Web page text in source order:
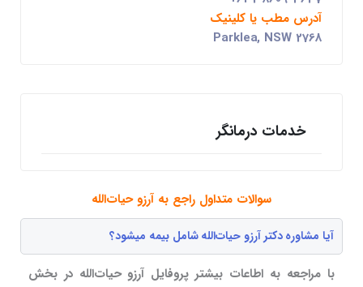
آدرس مطب یا کلینیک
Parklea, NSW 2768
خدمات درمانگر
سوالات متداول راجع به آرزو حیات‌الله
آیا مشاوره دکتر آرزو حیات‌الله شامل بیمه میشود؟
با مراجعه به اطاعات بیشتر پروفایل آرزو حیات‌الله در بخش